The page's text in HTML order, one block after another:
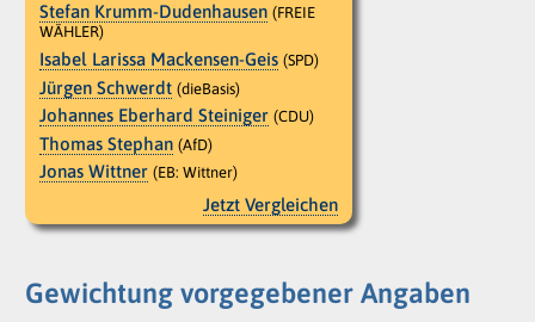
Stefan Krumm-Dudenhausen (FREIE
WÄHLER)
Isabel Larissa Mackensen-Geis (SPD)
Jürgen Schwerdt (dieBasis)
Johannes Eberhard Steiniger (CDU)
Thomas Stephan (AfD)
Jonas Wittner (EB: Wittner)
Jetzt Vergleichen
Gewichtung vorgegebener Angaben